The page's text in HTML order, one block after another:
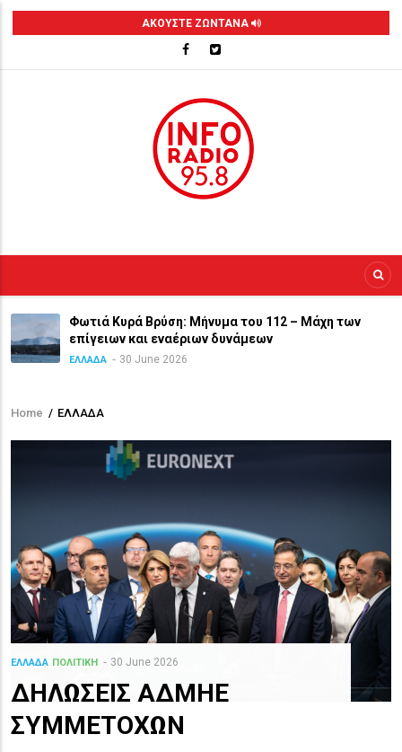
Skip
content
ΑΚΟΥΣΤΕ ΖΩΝΤΑΝΑ
Φωτιά Κυρά Βρύση: Μήνυμα του 112 – Μάχη των
επίγειων και εναέριων δυνάμεων
ΕΛΛΑΔΑ 30 June 2026
Breadcrumb
Home / ΕΛΛΑΔΑ
ΕΛΛΑΔΑ ΠΟΛΙΤΙΚΗ 30 June 2026
ΔΗΛΩΣΕΙΣ ΑΔΜΗΕ
ΣΥΜΜΕΤΟΧΩΝ